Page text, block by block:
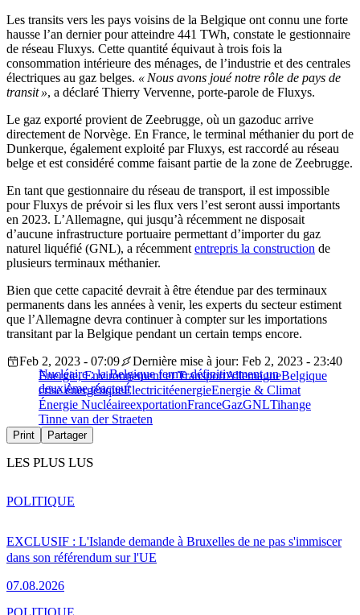
Les transits vers les pays voisins de la Belgique ont connu une forte
hausse l’an dernier pour atteindre 441 TWh, constate le gestionnaire
de réseau Fluxys. Cette quantité équivaut à trois fois la
consommation intérieure des ménages, de l’industrie et des centrales
électriques au gaz belges. « Nous avons joué notre rôle de pays de
transit », a déclaré Thierry Vervenne, porte-parole de Fluxys.
Le gaz exporté provient de Zeebrugge, où un gazoduc arrive
directement de Norvège. En France, le terminal méthanier du port de
Dunkerque, également exploité par Fluxys, est raccordé au réseau
belge et est considéré comme faisant partie de la zone de Zeebrugge.
En tant que gestionnaire du réseau de transport, il est impossible
pour Fluxys de prévoir si les flux vers l’est seront aussi importants
en 2023. L’Allemagne, qui jusqu’à récemment ne disposait
d’aucune infrastructure portuaire permettant d’importer du gaz
naturel liquéfié (GNL), a récemment entrepris la construction de
plusieurs terminaux méthanier.
Bien que cette capacité devrait à être étendue par des terminaux
permanents dans les années à venir, les experts du secteur estiment
que l’Allemagne devra continuer à compter sur les importations
transitant par la Belgique pendant un certain temps encore.
Nucléaire : la Belgique ferme définitivement un
deuxième réacteur
Feb 2, 2023 - 07:09
Dernière mise à jour: Feb 2, 2023 - 23:40
Energie, Environnement et TransportAllemagneBelgique
crise énergétiqueÉlectricitéenergieEnergie & Climat
Énergie NucléaireexportationFranceGazGNLTihange
Tinne van der Straeten
Print Partager
LES PLUS LUS
EXCLUSIF : L'Islande demande à Bruxelles de ne pas s'immiscer
dans son référendum sur l'UE
07.08.2026
POLITIQUE